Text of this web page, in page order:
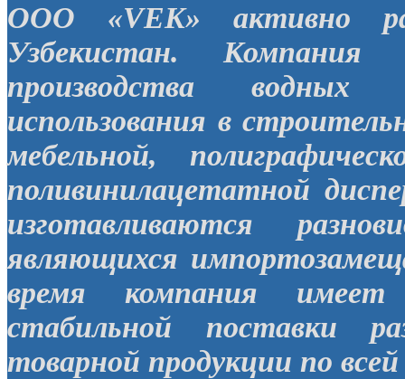
ООО «VEK» активно
Узбекистан. Компания
производства
использования в
мебельной,
поливинилацетатной
изготавливаются
являющихся
время компания имеет
стабильной поставки
товарной продукции по всей